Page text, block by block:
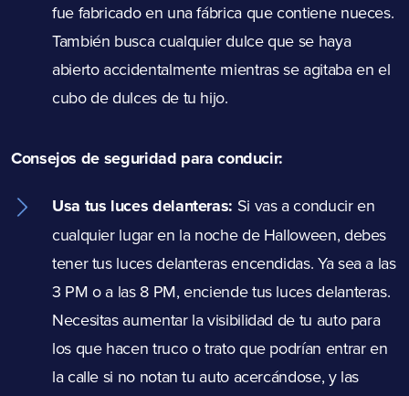
fue fabricado en una fábrica que contiene nueces.
También busca cualquier dulce que se haya
abierto accidentalmente mientras se agitaba en el
cubo de dulces de tu hijo.
Consejos de seguridad para conducir:
Usa tus luces delanteras: Si vas a conducir en
cualquier lugar en la noche de Halloween, debes
tener tus luces delanteras encendidas. Ya sea a las
3 PM o a las 8 PM, enciende tus luces delanteras.
Necesitas aumentar la visibilidad de tu auto para
los que hacen truco o trato que podrían entrar en
la calle si no notan tu auto acercándose, y las